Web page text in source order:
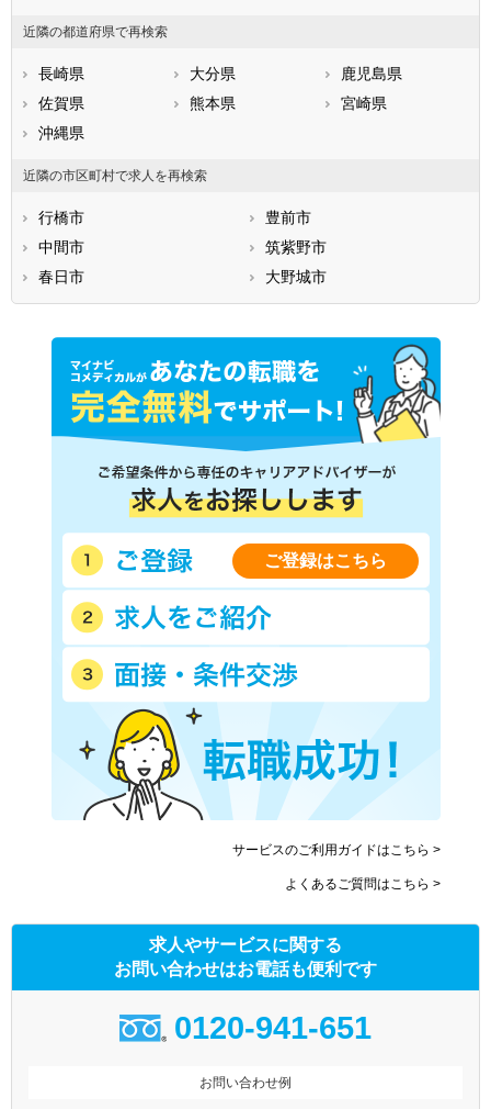
近隣の都道府県で再検索
長崎県 大分県
鹿児島県
佐賀県
熊本県
宮崎県
沖縄県
近隣の市区町村で求人を再検索
行橋市
豊前市
中間市
筑紫野市
春日市
大野城市
ご登録はこちら
サービスのご利用ガイドはこちら >
よくあるご質問はこちら >
求人やサービスに関する
お問い合わせはお電話も便利です
0120-941-651
お問い合わせ例